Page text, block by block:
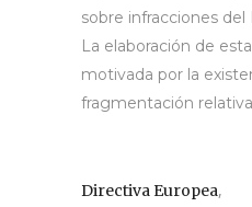
sobre infracciones
La elaboración de
motivada por la
fragmentación
Directiva Europea,